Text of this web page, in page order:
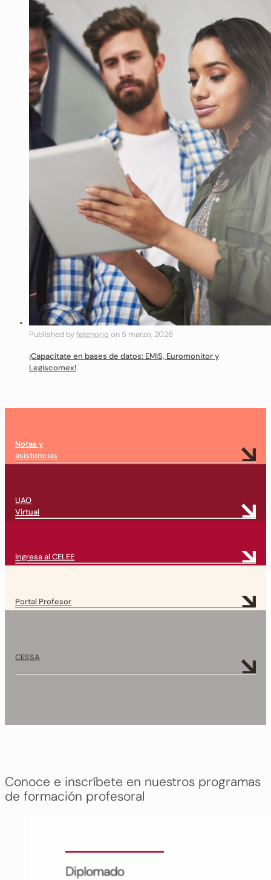
Published byfatenorio on 5 marzo, 2026
¡Capacítate en bases de datos: EMIS, Euromonitor y
Legiscomex!
Notas y
asistencias
UAO
Virtual
Ingresa al CELEE
Portal Profesor
CESSA
Conoce e inscríbete en nuestros programas
de formación profesoral